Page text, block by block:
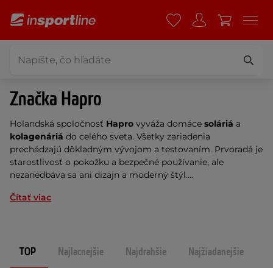
Značka Hapro
Holandská spoločnosť Hapro vyváža domáce soláriá a
kolagenáriá do celého sveta. Všetky zariadenia
prechádzajú dôkladným vývojom a testovaním. Prvoradá je
starostlivosť o pokožku a bezpečné používanie, ale
nezanedbáva sa ani dizajn a moderný štýl....
Čítať viac
TOP Najlacnejšie Najdrahšie Najžiadanejšie